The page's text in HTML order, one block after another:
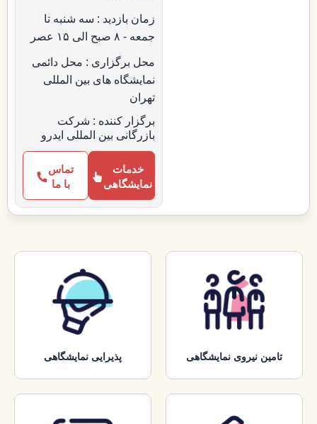
زمان بازدید : سه شنبه تا
جمعه - ۸ صبح الی ۱۵ عصر
محل برگزاری : محل دائمی
نمایشگاه های بین المللی
تهران
برگزار کننده : شرکت
بازرگانی بین المللی ایدرو
خدمات
نمایشگاهی
تماس
با ما
تامین نیروی نمایشگاهی پذیرایی نمایشگاهی